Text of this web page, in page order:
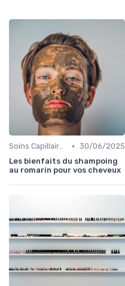
Soins Capillaires Bio • 30/06/2025
Les bienfaits du shampoing
au romarin pour vos cheveux